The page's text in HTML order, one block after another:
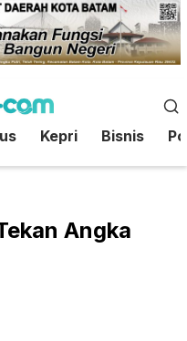
Kepri Bisnis
Angka